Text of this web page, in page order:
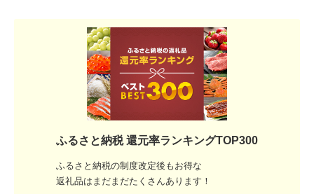
ふるさと納税 還元率ランキングTOP300
ふるさと納税の制度改定後もお得な
返礼品はまだまだたくさんあります！